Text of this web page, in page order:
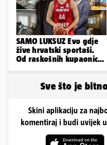
SAMO LUKSUZ Evo gdje
žive hrvatski sportaši.
Od raskošnih kupaonica
Sve što je
Skini aplikaciju za
komentiraj i budi uvijek